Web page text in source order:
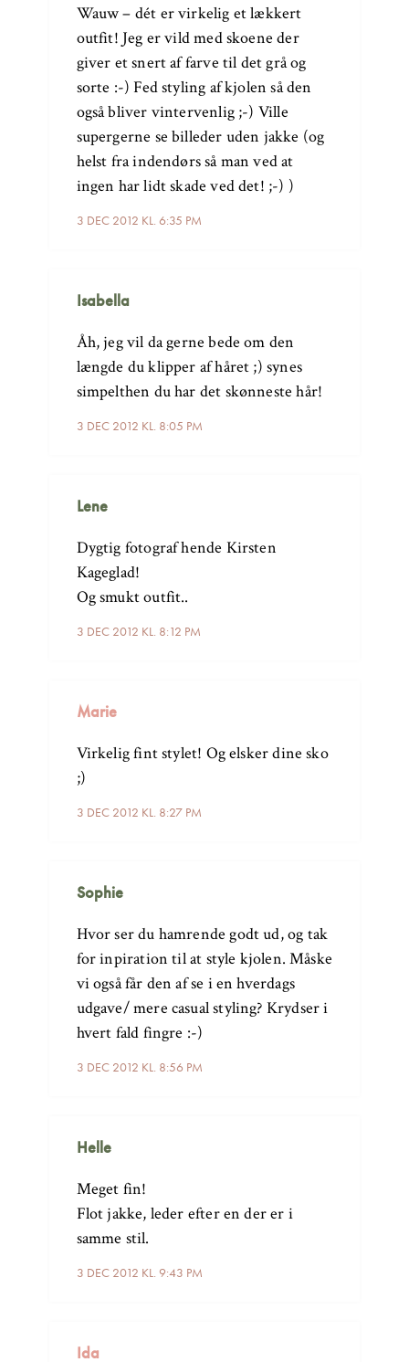
3 DEC 2012 KL. 6:35 PM
Wauw – dét er virkelig et lækkert
outfit! Jeg er vild med skoene der
giver et snert af farve til det grå og
sorte :-) Fed styling af kjolen så den
også bliver vintervenlig ;-) Ville
supergerne se billeder uden jakke (og
helst fra indendørs så man ved at
ingen har lidt skade ved det! ;-) )
Isabella
3 DEC 2012 KL. 8:05 PM
Åh, jeg vil da gerne bede om den
længde du klipper af håret ;) synes
simpelthen du har det skønneste hår!
Lene
3 DEC 2012 KL. 8:12 PM
Dygtig fotograf hende Kirsten
Kageglad!
Og smukt outfit..
Marie
3 DEC 2012 KL. 8:27 PM
Virkelig fint stylet! Og elsker dine sko
;)
Sophie
3 DEC 2012 KL. 8:56 PM
Hvor ser du hamrende godt ud, og tak
for inpiration til at style kjolen. Måske
vi også får den af se i en hverdags
udgave/ mere casual styling? Krydser i
hvert fald fingre :-)
Helle
3 DEC 2012 KL. 9:43 PM
Meget fin!
Flot jakke, leder efter en der er i
samme stil.
Ida